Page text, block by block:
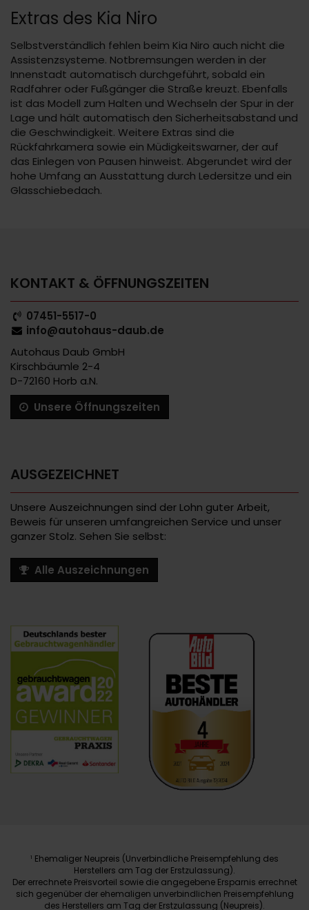
Extras des Kia Niro
Selbstverständlich fehlen beim Kia Niro auch nicht die
Assistenzsysteme. Notbremsungen werden in der
Innenstadt automatisch durchgeführt, sobald ein
Radfahrer oder Fußgänger die Straße kreuzt. Ebenfalls
ist das Modell zum Halten und Wechseln der Spur in der
Lage und hält automatisch den Sicherheitsabstand und
die Geschwindigkeit. Weitere Extras sind die
Rückfahrkamera sowie ein Müdigkeitswarner, der auf
das Einlegen von Pausen hinweist. Abgerundet wird der
hohe Umfang an Ausstattung durch Ledersitze und ein
Glasschiebedach.
KONTAKT & ÖFFNUNGSZEITEN
07451-5517-0
info@autohaus-daub.de
Autohaus Daub GmbH
Kirschbäumle 2-4
D-72160 Horb a.N.
Unsere Öffnungszeiten
AUSGEZEICHNET
Unsere Auszeichnungen sind der Lohn guter Arbeit,
Beweis für unseren umfangreichen Service und unser
ganzer Stolz. Sehen Sie selbst:
Alle Auszeichnungen
1 Ehemaliger Neupreis (Unverbindliche Preisempfehlung des
Herstellers am Tag der Erstzulassung).
Der errechnete Preisvorteil sowie die angegebene Ersparnis errechnet
sich gegenüber der ehemaligen unverbindlichen Preisempfehlung
des Herstellers am Tag der Erstzulassung (Neupreis).